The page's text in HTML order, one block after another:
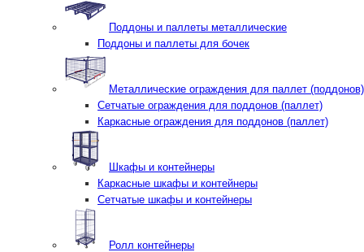
Поддоны и паллеты металлические
Поддоны и паллеты для бочек
Металлические ограждения для паллет (поддонов)
Сетчатые ограждения для поддонов (паллет)
Каркасные ограждения для поддонов (паллет)
Шкафы и контейнеры
Каркасные шкафы и контейнеры
Сетчатые шкафы и контейнеры
Ролл контейнеры